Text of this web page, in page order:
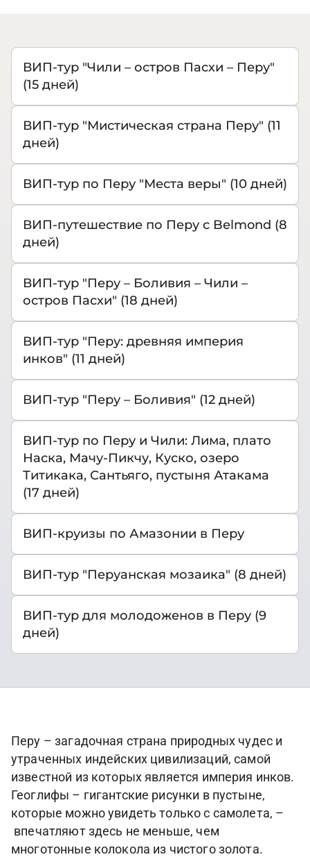
ВИП-тур "Чили – остров Пасхи – Перу"
(15 дней)
ВИП-тур "Мистическая страна Перу" (11
дней)
ВИП-тур по Перу "Места веры" (10 дней)
ВИП-путешествие по Перу с Belmond (8
дней)
ВИП-тур "Перу – Боливия – Чили –
остров Пасхи" (18 дней)
ВИП-тур "Перу: древняя империя
инков" (11 дней)
ВИП-тур "Перу – Боливия" (12 дней)
ВИП-тур по Перу и Чили: Лима, плато
Наска, Мачу-Пикчу, Куско, озеро
Титикака, Сантьяго, пустыня Атакама
(17 дней)
ВИП-круизы по Амазонии в Перу
ВИП-тур "Перуанская мозаика" (8 дней)
ВИП-тур для молодоженов в Перу (9
дней)
Перу – загадочная страна природных чудес и
утраченных индейских цивилизаций, самой
известной из которых является империя инков.
Геоглифы – гигантские рисунки в пустыне,
которые можно увидеть только с самолета, –
впечатляют здесь не меньше, чем
многотонные колокола из чистого золота.